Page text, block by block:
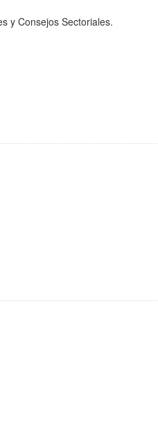
y Consejos Sectoriales.